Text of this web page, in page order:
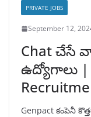
PRIVATE JOBS
September 12,
Chat చేసే
ఉద్యోగాలు |
Genpact కంపెనీ